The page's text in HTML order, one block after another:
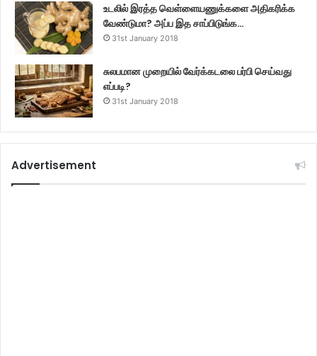
உடலில் இரத்த வெள்ளையணுக்களை அதிகரிக்க
வேண்டுமா? அப்ப இத சாப்பிடுங்க…
31st January 2018
சுலபமான முறையில் வேர்க்கடலை பர்பி செய்வது
எப்படி?
31st January 2018
Advertisement